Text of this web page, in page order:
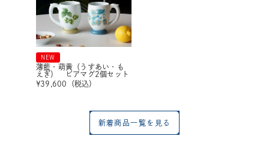
NEW
薄藍・萌黄（うすあい・も
えぎ） ビアマグ2個セット
¥39,600 （税込）
新着商品一覧を見る